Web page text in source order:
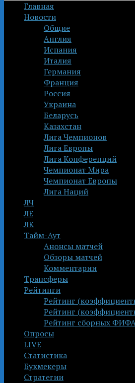
Главная
Новости
Общие
Англия
Испания
Италия
Германия
Франция
Россия
Украина
Беларусь
Казахстан
Лига Чемпионов
Лига Европы
Лига Конференций
Чемпионат Мира
Чемпионат Европы
Лига Наций
ЛЧ
ЛЕ
ЛК
Тайм-Аут
Анонсы матчей
Обзоры матчей
Комментарии
Трансферы
Рейтинги
Рейтинг
Рейтинг
Рейтинг сборных
Опросы
LIVE
Статистика
Букмекеры
Стратегии